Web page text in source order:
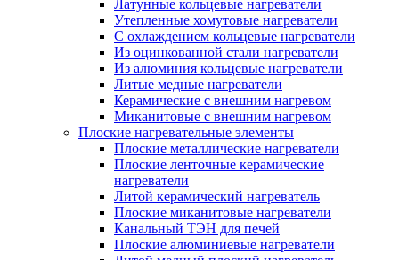
Латунные кольцевые нагреватели
Утепленные хомутовые нагреватели
С охлаждением кольцевые нагреватели
Из оцинкованной стали нагреватели
Из алюминия кольцевые нагреватели
Литые медные нагреватели
Керамические с внешним нагревом
Миканитовые с внешним нагревом
Плоские нагревательные элементы
Плоские металлические нагреватели
Плоские ленточные керамические
нагреватели
Литой керамический нагреватель
Плоские миканитовые нагреватели
Канальный ТЭН для печей
Плоские алюминиевые нагреватели